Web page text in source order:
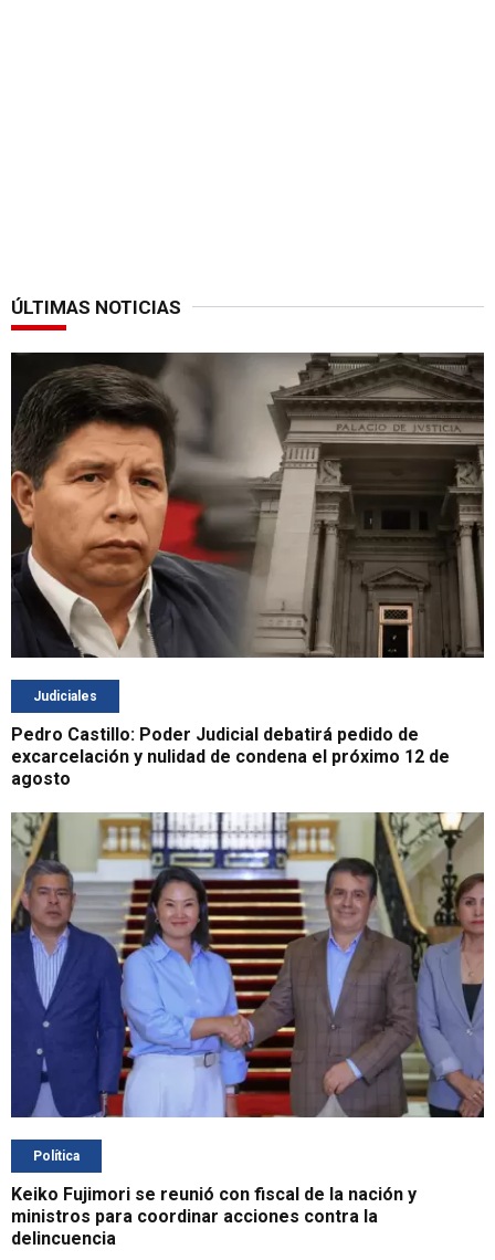
ÚLTIMAS NOTICIAS
Judiciales
Pedro Castillo: Poder Judicial debatirá pedido de
excarcelación y nulidad de condena el próximo 12 de
agosto
Política
Keiko Fujimori se reunió con fiscal de la nación y
ministros para coordinar acciones contra la
delincuencia